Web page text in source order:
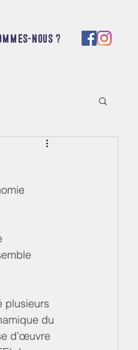
nous ?
plusieurs
du
d’œuvre